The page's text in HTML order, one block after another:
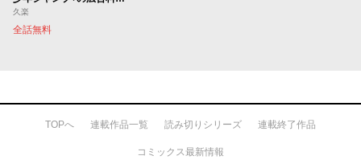
久楽
全話無料
TOPへ 連載作品一覧 読み切りシリーズ 連載終了作品
コミックス最新情報